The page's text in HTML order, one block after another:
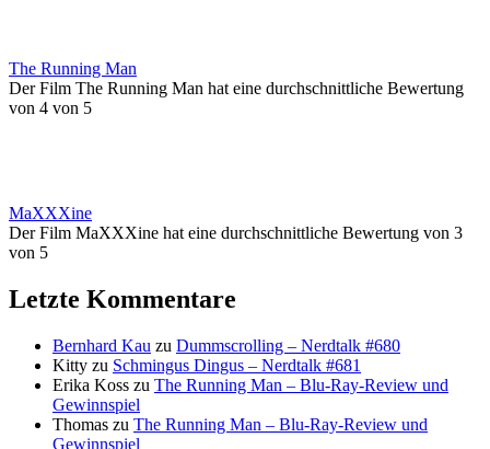
The Running Man
Der Film The Running Man hat eine durchschnittliche Bewertung
von 4 von 5
MaXXXine
Der Film MaXXXine hat eine durchschnittliche Bewertung von 3
von 5
Letzte Kommentare
Bernhard Kau zu Dummscrolling – Nerdtalk #680
Kitty zu Schmingus Dingus – Nerdtalk #681
Erika Koss zu The Running Man – Blu-Ray-Review und
Gewinnspiel
Thomas zu The Running Man – Blu-Ray-Review und
Gewinnspiel